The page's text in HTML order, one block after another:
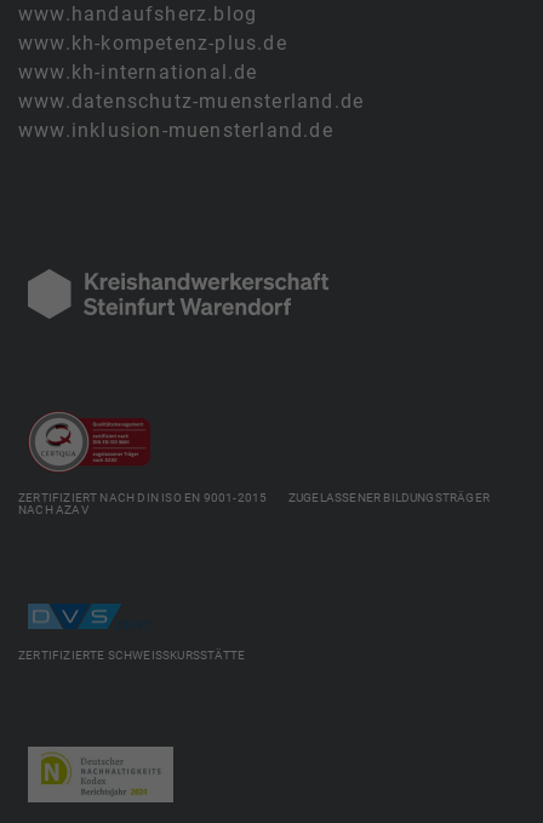
www.handaufsherz.blog
www.kh-kompetenz-plus.de
www.kh-international.de
www.datenschutz-muensterland.de
www.inklusion-muensterland.de
ZERTIFIZIERT NACH DIN ISO EN 9001-2015 ZUGELASSENER BILDUNGSTRÄGER
NACH AZAV
ZERTIFIZIERTE SCHWEISSKURSSTÄTTE